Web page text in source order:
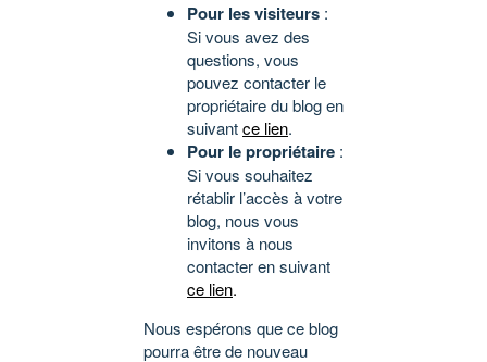
Pour les visiteurs :
Si vous avez des
questions, vous
pouvez contacter le
propriétaire du blog en
suivantce lien.
Pour le propriétaire :
Si vous souhaitez
rétablir l’accès à votre
blog, nous vous
invitons à nous
contacter en suivant
ce lien.
Nous espérons que ce blog
pourra être de nouveau